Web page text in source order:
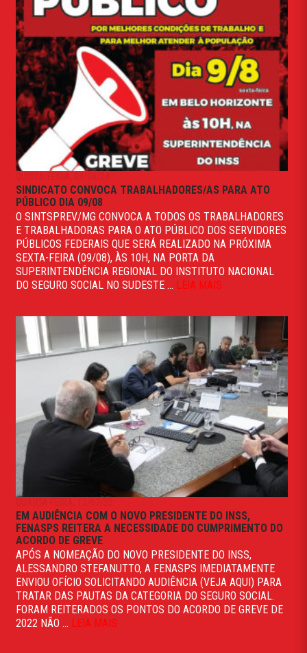
SINDICATO CONVOCA TRABALHADORES/AS PARA ATO
PÚBLICO DIA 09/08
O SINTSPREV/MG CONVOCA A TODOS OS TRABALHADORES
E TRABALHADORAS PARA O ATO PÚBLICO DOS SERVIDORES
PÚBLICOS FEDERAIS QUE SERÁ REALIZADO NA PRÓXIMA
SEXTA-FEIRA (09/08), ÀS 10H, NA PORTA DA
SUPERINTENDÊNCIA REGIONAL DO INSTITUTO NACIONAL
DO SEGURO SOCIAL NO SUDESTE ... LEIA MAIS
EM AUDIÊNCIA COM O NOVO PRESIDENTE DO INSS,
FENASPS REITERA A NECESSIDADE DO CUMPRIMENTO DO
ACORDO DE GREVE
APÓS A NOMEAÇÃO DO NOVO PRESIDENTE DO INSS,
ALESSANDRO STEFANUTTO, A FENASPS IMEDIATAMENTE
ENVIOU OFÍCIO SOLICITANDO AUDIÊNCIA (VEJA AQUI) PARA
TRATAR DAS PAUTAS DA CATEGORIA DO SEGURO SOCIAL.
FORAM REITERADOS OS PONTOS DO ACORDO DE GREVE DE
2022 NÃO ... LEIA MAIS